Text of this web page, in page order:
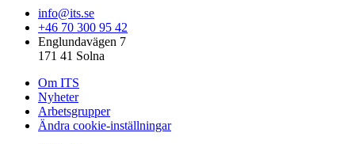
info@its.se
+46 70 300 95 42
Englundavägen 7
171 41 Solna
Om ITS
Nyheter
Arbetsgrupper
Ändra cookie-inställningar